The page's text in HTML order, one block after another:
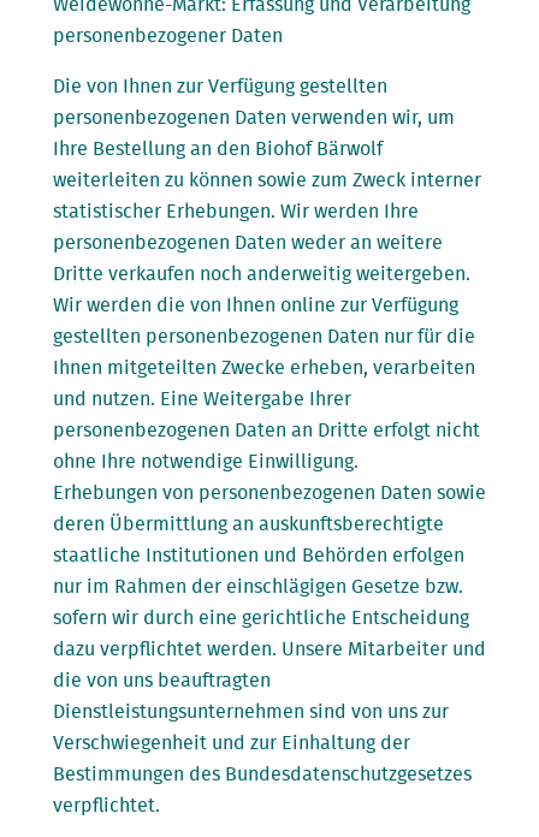
Weidewonne-Markt: Erfassung und Verarbeitung
personenbezogener Daten
Die von Ihnen zur Verfügung gestellten
personenbezogenen Daten verwenden wir, um
Ihre Bestellung an den Biohof Bärwolf
weiterleiten zu können sowie zum Zweck interner
statistischer Erhebungen. Wir werden Ihre
personenbezogenen Daten weder an weitere
Dritte verkaufen noch anderweitig weitergeben.
Wir werden die von Ihnen online zur Verfügung
gestellten personenbezogenen Daten nur für die
Ihnen mitgeteilten Zwecke erheben, verarbeiten
und nutzen. Eine Weitergabe Ihrer
personenbezogenen Daten an Dritte erfolgt nicht
ohne Ihre notwendige Einwilligung.
Erhebungen von personenbezogenen Daten sowie
deren Übermittlung an auskunftsberechtigte
staatliche Institutionen und Behörden erfolgen
nur im Rahmen der einschlägigen Gesetze bzw.
sofern wir durch eine gerichtliche Entscheidung
dazu verpflichtet werden. Unsere Mitarbeiter und
die von uns beauftragten
Dienstleistungsunternehmen sind von uns zur
Verschwiegenheit und zur Einhaltung der
Bestimmungen des Bundesdatenschutzgesetzes
verpflichtet.